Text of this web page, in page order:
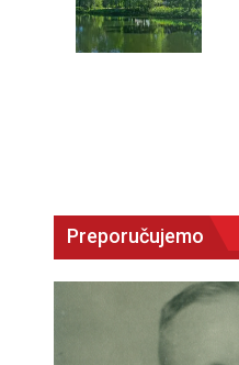
Preporučujemo